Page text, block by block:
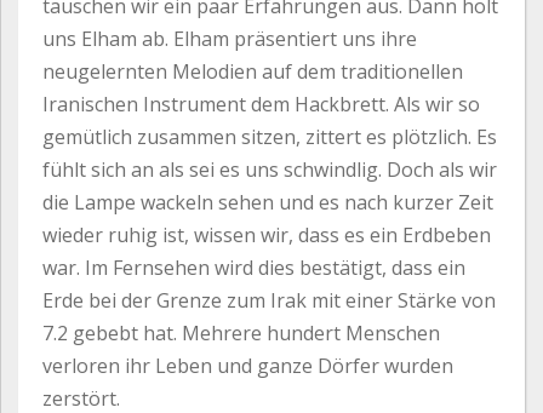
tauschen wir ein paar Erfahrungen aus. Dann holt
uns Elham ab. Elham präsentiert uns ihre
neugelernten Melodien auf dem traditionellen
Iranischen Instrument dem Hackbrett. Als wir so
gemütlich zusammen sitzen, zittert es plötzlich. Es
fühlt sich an als sei es uns schwindlig. Doch als wir
die Lampe wackeln sehen und es nach kurzer Zeit
wieder ruhig ist, wissen wir, dass es ein Erdbeben
war. Im Fernsehen wird dies bestätigt, dass ein
Erde bei der Grenze zum Irak mit einer Stärke von
7.2 gebebt hat. Mehrere hundert Menschen
verloren ihr Leben und ganze Dörfer wurden
zerstört.